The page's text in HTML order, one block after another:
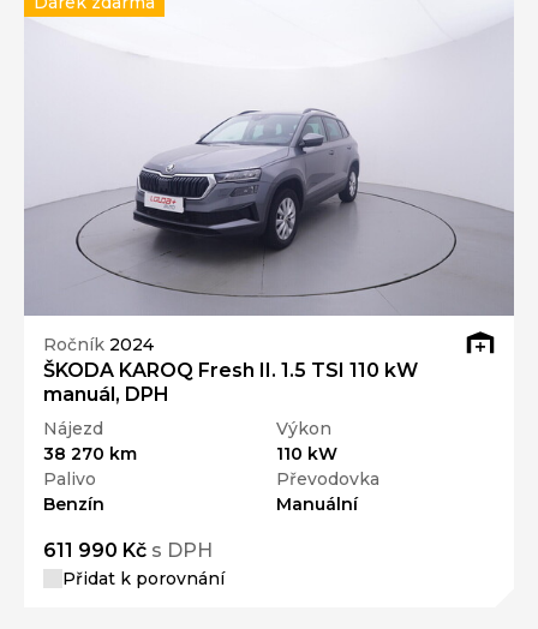
Ročník 2024
ŠKODA KAROQ Fresh II. 1.5 TSI 110 kW
manuál, DPH
Nájezd
38 270 km
Výkon
110 kW
Palivo
Benzín
Převodovka
Manuální
611 990 Kč s DPH
Přidat k porovnání